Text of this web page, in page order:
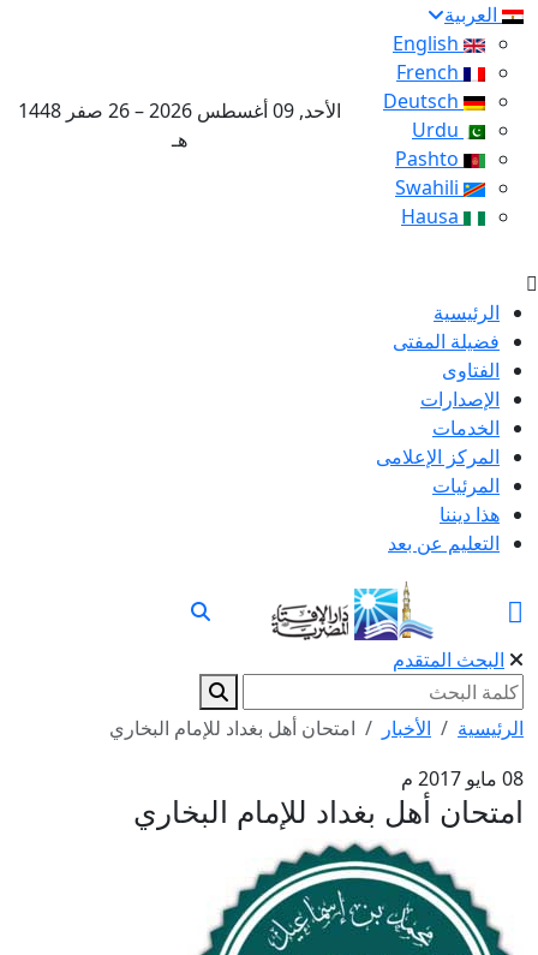
العربية
الأحد, 09 أغسطس 2026 – 26 صفر 1448
هـ
الرئيسية
فضيلة المفتى
الفتاوى
الإصدارات
الخدمات
المركز الإعلامى
المرئيات
هذا ديننا
التعليم عن بعد
البحث المتقدم
الرئيسية الأخبار
امتحان أهل بغداد للإمام البخاري
08 مايو 2017 م
امتحان أهل بغداد للإمام البخاري